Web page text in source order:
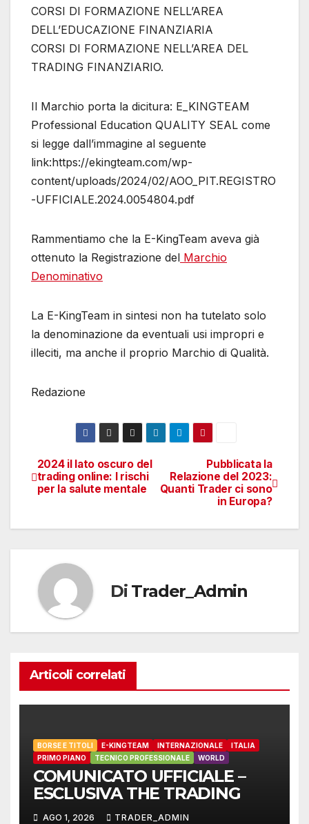
CORSI DI FORMAZIONE NELL’AREA
DELL’EDUCAZIONE FINANZIARIA
CORSI DI FORMAZIONE NELL’AREA DEL
TRADING FINANZIARIO.
Il Marchio porta la dicitura: E_KINGTEAM
Professional Education QUALITY SEAL come
si legge dall’immagine al seguente
link:https://ekingteam.com/wp-
content/uploads/2024/02/AOO_PIT.REGISTRO
-UFFICIALE.2024.0054804.pdf
Rammentiamo che la E-KingTeam aveva già
ottenuto la Registrazione del Marchio
Denominativo
La E-KingTeam in sintesi non ha tutelato solo
la denominazione da eventuali usi impropri e
illeciti, ma anche il proprio Marchio di Qualità.
Redazione
Navigazione
articoli
Pubblicata la
Relazione del 2023:
Quanti Trader ci sono
in Europa?
2024 il lato oscuro del
trading online: I rischi
per la salute mentale
Di Trader_Admin
Articoli correlati
BORSE E TITOLI E-KINGTEAM INTERNAZIONALE
ITALIA
PRIMO PIANO
TECNICO PROFESSIONALE WORLD
COMUNICATO UFFICIALE –
ESCLUSIVA THE TRADING
AGO 1, 2026 TRADER_ADMIN